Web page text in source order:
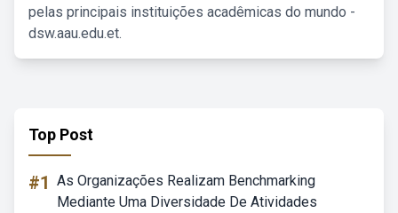
pelas principais instituições acadêmicas do mundo -
dsw.aau.edu.et.
Top Post
#1 As Organizações Realizam Benchmarking
Mediante Uma Diversidade De Atividades